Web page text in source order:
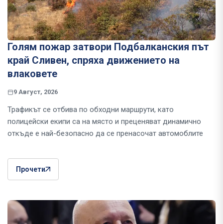
Голям пожар затвори Подбалканския път
край Сливен, спряха движението на
влаковете
9 Август, 2026
Трафикът се отбива по обходни маршрути, като
полицейски екипи са на място и преценяват динамично
откъде е най-безопасно да се пренасочат автомоблите
Прочети